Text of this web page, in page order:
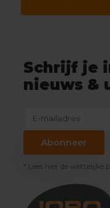
Schrijf je
nieuws &
Abonneer
* Lees hier de wettelijke